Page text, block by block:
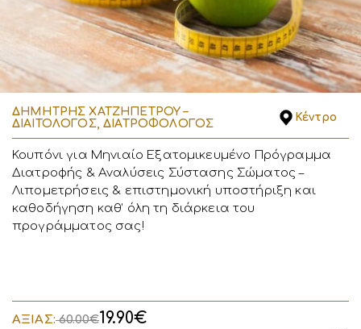
ΔΗΜΗΤΡΗΣ ΧΑΤΖΗΠΕΤΡΟΥ –
ΔΙΑΙΤΟΛΟΓΟΣ, ΔΙΑΤΡΟΦΟΛΟΓΟΣ
Κέντρο
Κουπόνι για Μηνιαίο Εξατομικευμένο Πρόγραμμα
Διατροφής & Αναλύσεις Σύστασης Σώματος –
Λιπομετρήσεις & επιστημονική υποστήριξη και
καθοδήγηση καθ’ όλη τη διάρκεια του
προγράμματος σας!
ΑΞΙΑΣ:60.00€19.90€